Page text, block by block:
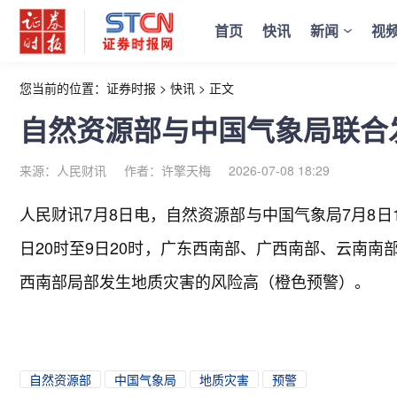
首页 快讯 新闻 视
您当前的位置： 证券时报 > 快讯 > 正文
自然资源部与中国气象局联
来源：人民财讯 作者：许擎天梅 2026-07-08 18:29
人民财讯7月8日电， 自然资源部与中国气象局7月8
日20时至9日20时，广东西南部、广西南部、云南
西南部局部发生地质灾害的风险高（橙色预警）。
自然资源部 中国气象局 地质灾害 预警